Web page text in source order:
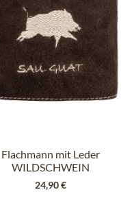
Flachmann mit Leder
WILDSCHWEIN
braun
24,90 €